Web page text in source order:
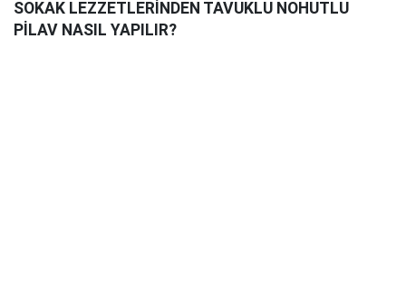
SOKAK LEZZETLERİNDEN TAVUKLU NOHUTLU
PİLAV NASIL YAPILIR?